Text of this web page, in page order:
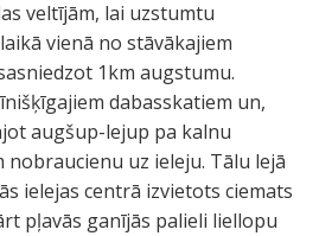
veltījām, lai uzstumtu
vienā no stāvākajiem
1km augstumu.
dabasskatiem un,
augšup-lejup pa kalnu
nobraucienu uz ieleju. Tālu lejā
ielejas centrā izvietots ciemats
pļavās ganījās palieli liellopu